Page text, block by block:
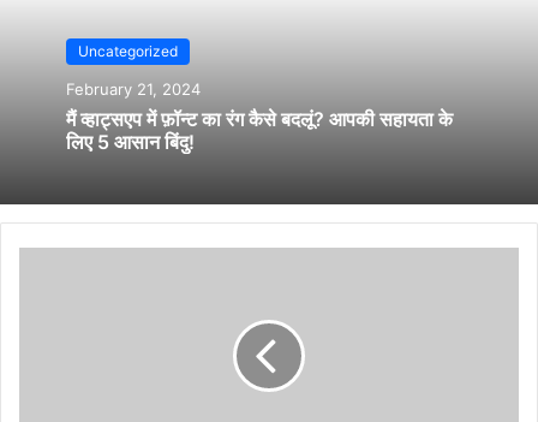
Uncategorized
February 21, 2024
मैं व्हाट्सएप में फ़ॉन्ट का रंग कैसे बदलूं? आपकी सहायता के
लिए 5 आसान बिंदु!